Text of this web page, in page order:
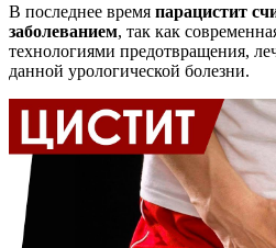
В последнее время парацистит
заболеванием, так как
технологиями предотвращения,
данной урологической болезни.